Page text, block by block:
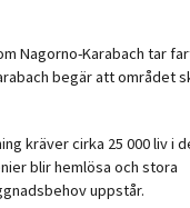
Nagorno-Karabach tar
begär att området
kräver cirka 25 000 liv i
blir hemlösa och stora
uppstår.